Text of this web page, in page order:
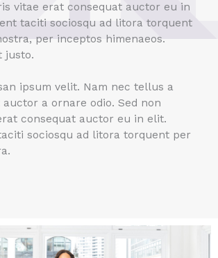
vitae erat consequat auctor eu in
taciti sociosqu ad litora torquent
per inceptos himenaeos.
justo.
ipsum velit. Nam nec tellus a
a ornare odio. Sed non
consequat auctor eu in elit.
sociosqu ad litora torquent per